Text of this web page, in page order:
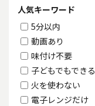
人気キーワード
5分以内
動画あり
味付け不要
子どもでもできる
火を使わない
電子レンジだけ